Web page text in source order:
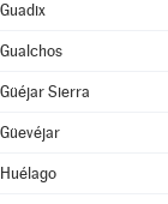
Guadix
Gualchos
Güéjar Sierra
Güevéjar
Huélago